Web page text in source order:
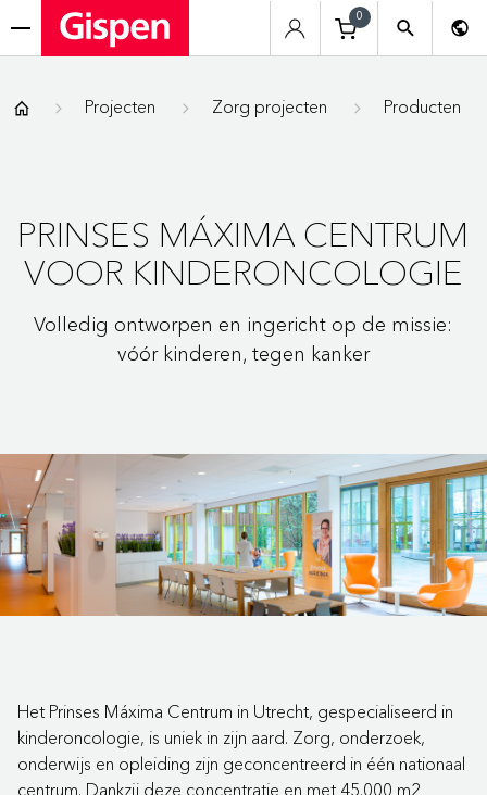
0
Gispen Projecten Zorg projecten Producten
PRINSES MÁXIMA CENTRUM
VOOR KINDERONCOLOGIE
Volledig ontworpen en ingericht op de missie:
vóór kinderen, tegen kanker
Het Prinses Máxima Centrum in Utrecht, gespecialiseerd in
kinderoncologie, is uniek in zijn aard. Zorg, onderzoek,
onderwijs en opleiding zijn geconcentreerd in één nationaal
centrum. Dankzij deze concentratie en met 45.000 m2